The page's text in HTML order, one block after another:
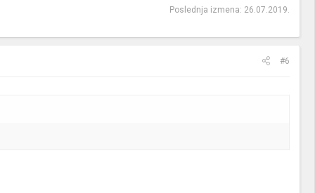
Poslednja izmena: 26.07.2019.
#6